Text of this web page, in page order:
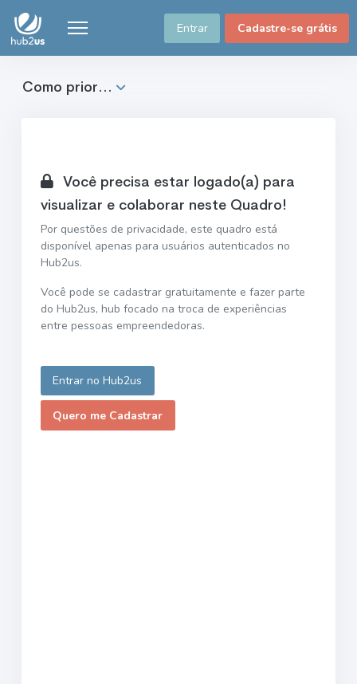
Entrar Cadastre-se grátis
Como prior...
Você precisa estar logado(a) para
visualizar e colaborar neste Quadro!
Por questões de privacidade, este quadro está
disponível apenas para usuários autenticados no
Hub2us.
Você pode se cadastrar gratuitamente e fazer parte
do Hub2us, hub focado na troca de experiências
entre pessoas empreendedoras.
Entrar no Hub2us
Quero me Cadastrar